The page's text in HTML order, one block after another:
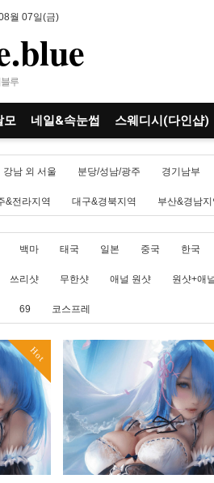
월 07일(금)
루
모 네일&속눈썹 스웨디시(다인샵)
강남 외 서울 분당/성남/광주 경기남부
&전라지역 대구&경북지역 부산&경남지
백마 태국 일본 중국 한국
쓰리샷 무한샷 애널 원샷 원샷+애
69 코스프레
Hot